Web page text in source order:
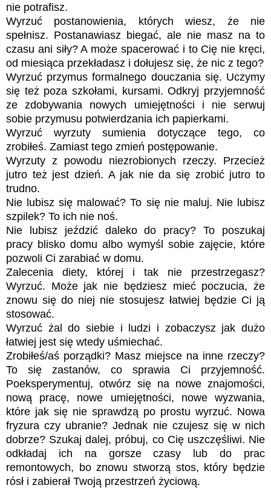
nie potrafisz.
Wyrzuć postanowienia, których wiesz, że nie
spełnisz. Postanawiasz biegać, ale nie masz na to
czasu ani siły? A może spacerować i to Cię nie kręci,
od miesiąca przekładasz i dołujesz się, że nic z tego?
Wyrzuć przymus formalnego douczania się. Uczymy
się też poza szkołami, kursami. Odkryj przyjemność
ze zdobywania nowych umiejętności i nie serwuj
sobie przymusu potwierdzania ich papierkami.
Wyrzuć wyrzuty sumienia dotyczące tego, co
zrobiłeś. Zamiast tego zmień postępowanie.
Wyrzuty z powodu niezrobionych rzeczy. Przecież
jutro też jest dzień. A jak nie da się zrobić jutro to
trudno.
Nie lubisz się malować? To się nie maluj. Nie lubisz
szpilek? To ich nie noś.
Nie lubisz jeździć daleko do pracy? To poszukaj
pracy blisko domu albo wymyśl sobie zajęcie, które
pozwoli Ci zarabiać w domu.
Zalecenia diety, której i tak nie przestrzegasz?
Wyrzuć. Może jak nie będziesz mieć poczucia, że
znowu się do niej nie stosujesz łatwiej będzie Ci ją
stosować.
Wyrzuć żal do siebie i ludzi i zobaczysz jak dużo
łatwiej jest się wtedy uśmiechać.
Zrobiłeś/aś porządki? Masz miejsce na inne rzeczy?
To się zastanów, co sprawia Ci przyjemność.
Poeksperymentuj, otwórz się na nowe znajomości,
nową pracę, nowe umiejętności, nowe wyzwania,
które jak się nie sprawdzą po prostu wyrzuć. Nowa
fryzura czy ubranie? Jednak nie czujesz się w nich
dobrze? Szukaj dalej, próbuj, co Cię uszczęśliwi. Nie
odkładaj ich na gorsze czasy lub do prac
remontowych, bo znowu stworzą stos, który będzie
rósł i zabierał Twoją przestrzeń życiową.